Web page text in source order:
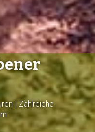
| Zahlreiche